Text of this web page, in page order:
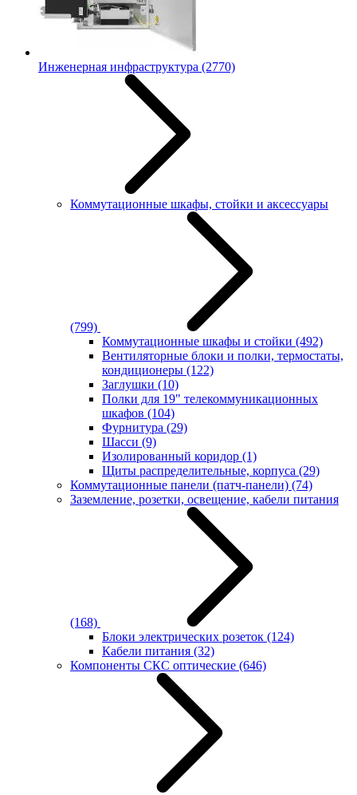
Инженерная инфраструктура (2770)
Коммутационные шкафы, стойки и аксессуары
(799)
Коммутационные шкафы и стойки (492)
Вентиляторные блоки и полки, термостаты,
кондиционеры (122)
Заглушки (10)
Полки для 19" телекоммуникационных
шкафов (104)
Фурнитура (29)
Шасси (9)
Изолированный коридор (1)
Щиты распределительные, корпуса (29)
Коммутационные панели (патч-панели) (74)
Заземление, розетки, освещение, кабели питания
(168)
Блоки электрических розеток (124)
Кабели питания (32)
Компоненты СКС оптические (646)